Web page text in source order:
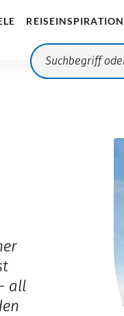
REISEINSPIRATION
all